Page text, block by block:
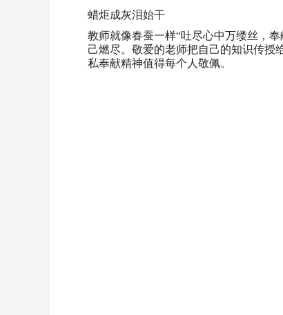
蜡炬成灰泪始干
教师就像春蚕一样“吐尽心中万缕丝，
己燃尽。敬爱的老师把自己的知识传授
私奉献精神值得每个人敬佩。